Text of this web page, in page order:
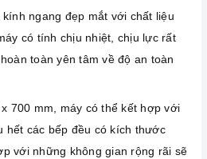
ngang đẹp mắt với chất liệu
có tính chịu nhiệt, chịu lực rất
toàn yên tâm về độ an toàn
700 mm, máy có thể kết hợp với
hết các bếp đều có kích thước
với những không gian rộng rãi sẽ